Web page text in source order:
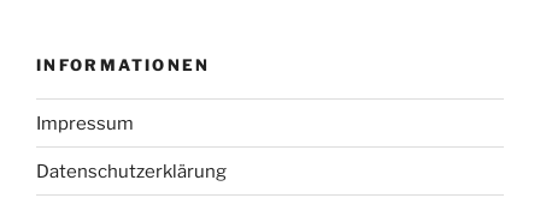
INFORMATIONEN
Impressum
Datenschutzerklärung